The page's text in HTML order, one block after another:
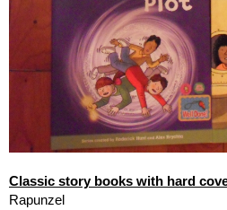
Classic story books with hard
Rapunzel